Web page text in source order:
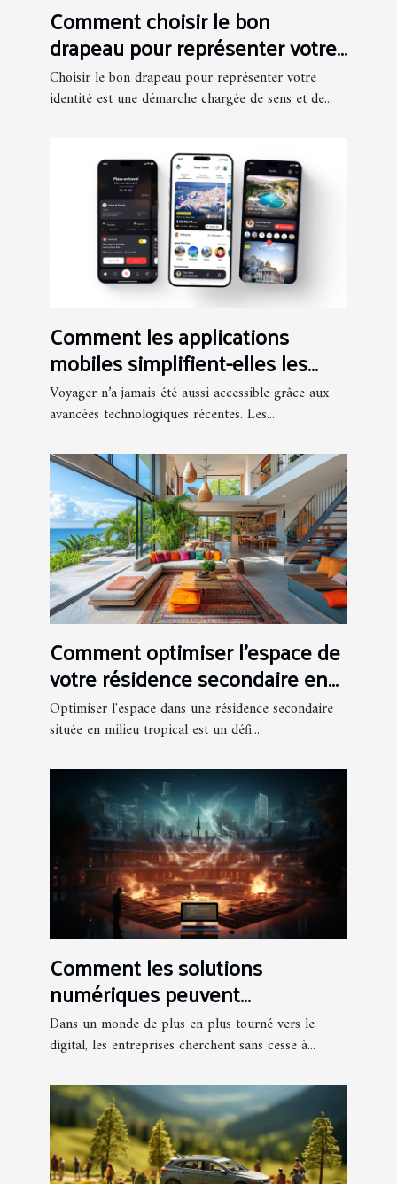
Comment choisir le bon
drapeau pour représenter votre
identité?
Choisir le bon drapeau pour représenter votre
identité est une démarche chargée de sens et de...
Comment les applications
mobiles simplifient-elles les
voyages ?
Voyager n’a jamais été aussi accessible grâce aux
avancées technologiques récentes. Les...
Comment optimiser l'espace de
votre résidence secondaire en
milieu tropical ?
Optimiser l'espace dans une résidence secondaire
située en milieu tropical est un défi...
Comment les solutions
numériques peuvent
transformer l'efficacité
opérationnelle des entreprises
Dans un monde de plus en plus tourné vers le
digital, les entreprises cherchent sans cesse à...